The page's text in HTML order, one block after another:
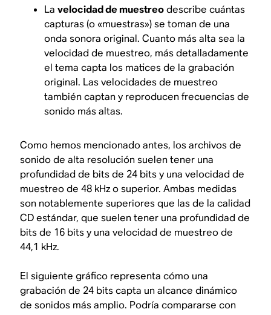
Lavelocidad de muestreodescribe cuántas
capturas (o «muestras») se toman de una
onda sonora original. Cuanto más alta sea la
velocidad de muestreo, más detalladamente
el tema capta los matices de la grabación
original. Las velocidades de muestreo
también captan y reproducen frecuencias de
sonido más altas.
Como hemos mencionado antes, los archivos de
sonido de alta resolución suelen tener una
profundidad de bits de 24 bits y una velocidad de
muestreo de 48 kHz o superior. Ambas medidas
son notablemente superiores que las de la calidad
CD estándar, que suelen tener una profundidad de
bits de 16 bits y una velocidad de muestreo de
44,1 kHz.
El siguiente gráfico representa cómo una
grabación de 24 bits capta un alcance dinámico
de sonidos más amplio. Podría compararse con